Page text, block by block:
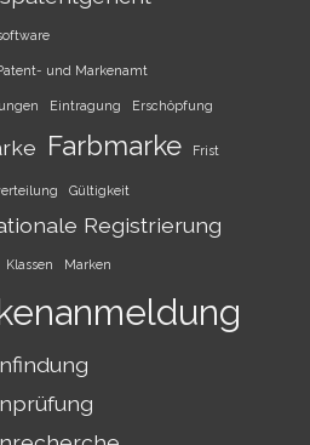
und Markenamt
Eintragung Erschöpfung
Farbmarke Frist
Gültigkeit
Registrierung
Klassen Marken